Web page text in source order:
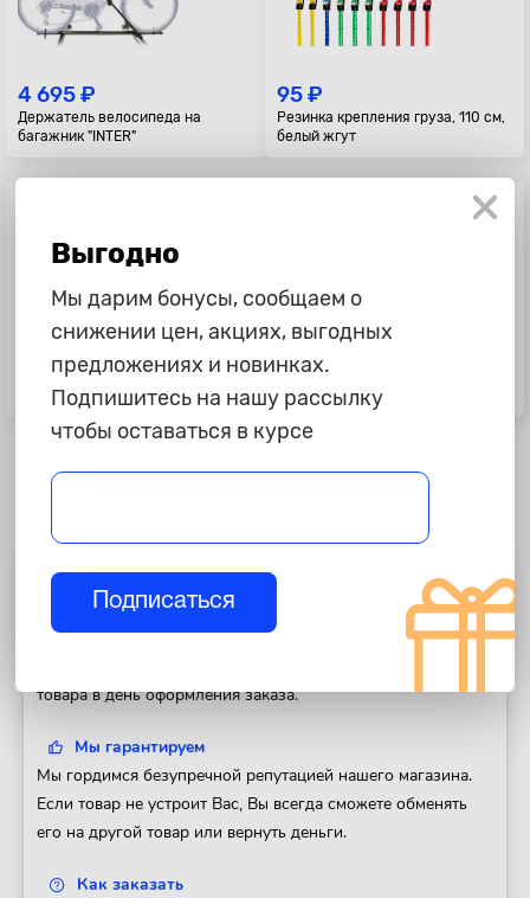
4 695 ₽
Держатель велосипеда на
багажник "INTER"
95 ₽
Резинка крепления груза, 110 см,
белый жгут
615 ₽
Ремни для крепления багажа
"Alca", с замком, 2шт по 2,5м
135 ₽
Резинка крепления груза, 160 см,
белый жгут
Полезная информация
Доставка
товара в день оформления заказа.
Мы гарантируем
Мы гордимся безупречной репутацией нашего магазина.
Если товар не устроит Вас, Вы всегда сможете обменять
его на другой товар или вернуть деньги.
Как заказать
Выгодно
Мы дарим бонусы, сообщаем о
снижении цен, акциях, выгодных
предложениях и новинках.
Подпишитесь на нашу рассылку
чтобы оставаться в курсе
Подписаться